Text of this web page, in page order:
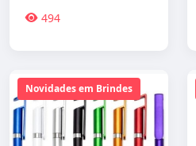
494
Novidades em Brindes